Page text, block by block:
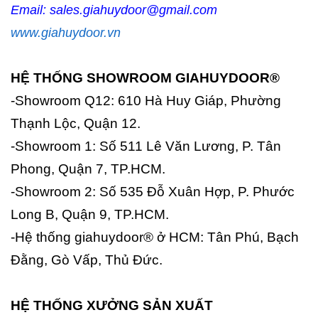
Email: sales.giahuydoor@gmail.com
www.giahuydoor.vn
HỆ THỐNG SHOWROOM GIAHUYDOOR®
-Showroom Q12: 610 Hà Huy Giáp, Phường
Thạnh Lộc, Quận 12.
-Showroom 1: Số 511 Lê Văn Lương, P. Tân
Phong, Quận 7, TP.HCM.
-Showroom 2: Số 535 Đỗ Xuân Hợp, P. Phước
Long B, Quận 9, TP.HCM.
-Hệ thống giahuydoor® ở HCM: Tân Phú, Bạch
Đằng, Gò Vấp, Thủ Đức.
HỆ THỐNG XƯỞNG SẢN XUẤT